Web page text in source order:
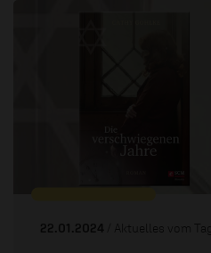
22.01.2024 / Aktuelles vom Tag